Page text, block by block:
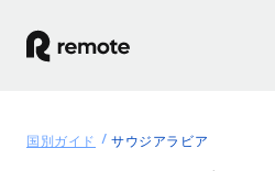
国別ガイド サウジアラビア